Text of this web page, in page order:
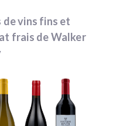
vins fins et
frais de Walker